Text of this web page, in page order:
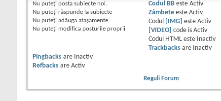
Nu puteţi posta subiecte noi.
Nu puteţi răspunde la subiecte
Nu puteţi adăuga ataşamente
Nu puteţi modifica posturile proprii
Codul BBeste Activ
Zâmbeteeste Activ
Codul
[IMG] este Activ
[VIDEO]
code is Activ
Codul HTML este
Inactiv
Trackbacksare
Inactiv
Pingbacks are
Inactiv
Refbacks are Activ
Reguli Forum